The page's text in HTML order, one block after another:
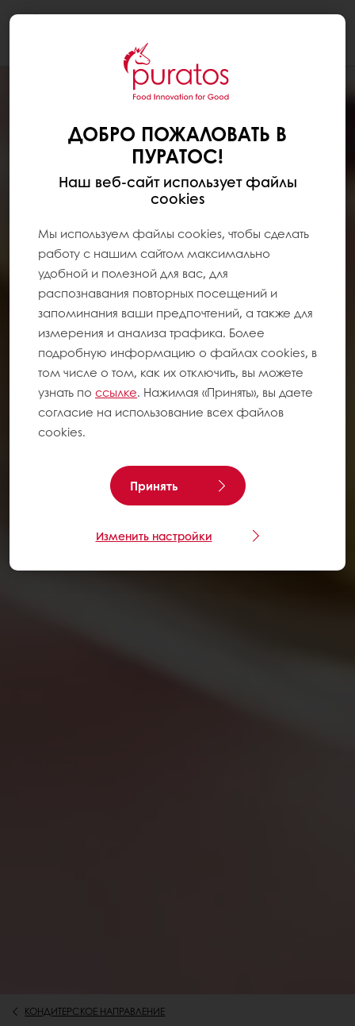
КОНДИТЕРСКОЕ НАПРАВЛЕНИЕ
ДОБРО ПОЖАЛОВАТЬ В
ПУРАТОС!
Наш веб-сайт использует файлы
cookies
Мы используем файлы cookies, чтобы сделать
работу с нашим сайтом максимально
удобной и полезной для вас, для
распознавания повторных посещений и
запоминания ваши предпочтений, а также для
измерения и анализа трафика. Более
подробную информацию о файлах cookies, в
том числе о том, как их отключить, вы можете
узнать по ссылке. Нажимая «Принять», вы даете
согласие на использование всех файлов
cookies.
Принять
Изменить настройки